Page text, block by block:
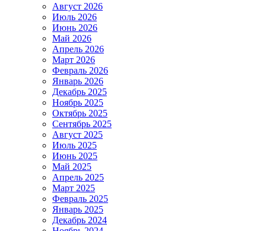
Август 2026
Июль 2026
Июнь 2026
Май 2026
Апрель 2026
Март 2026
Февраль 2026
Январь 2026
Декабрь 2025
Ноябрь 2025
Октябрь 2025
Сентябрь 2025
Август 2025
Июль 2025
Июнь 2025
Май 2025
Апрель 2025
Март 2025
Февраль 2025
Январь 2025
Декабрь 2024